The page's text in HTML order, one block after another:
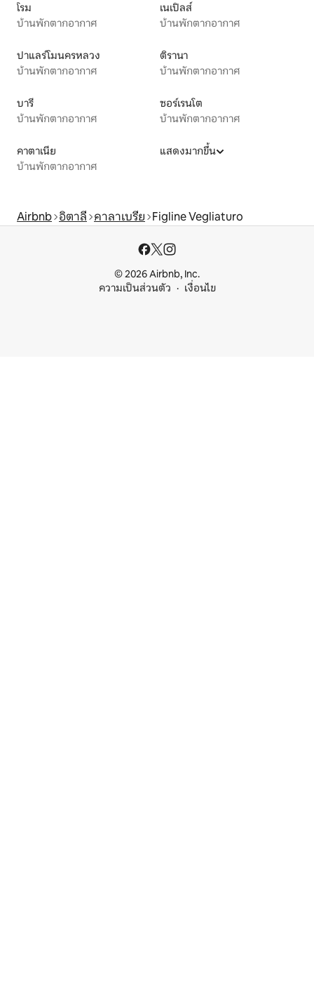
โรม
บ้านพักตากอากาศ
เนเปิลส์
บ้านพักตากอากาศ
ปาแลร์โมนครหลวง
บ้านพักตากอากาศ
ติรานา
บ้านพักตากอากาศ
บารี
บ้านพักตากอากาศ
ซอร์เรนโต
บ้านพักตากอากาศ
คาตาเนีย
บ้านพักตากอากาศ
แสดงมากขึ้น
Airbnb อิตาลี คาลาเบรีย Figline Vegliaturo
© 2026 Airbnb, Inc.
ความเป็นส่วนตัว
เงื่อนไข